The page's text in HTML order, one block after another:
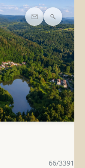
Contact
66/3391